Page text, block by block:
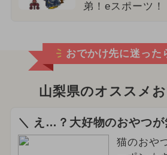
弟！eスポーツ！
おでかけ先に迷った
山梨県のオススメ
＼ え…？大好物のおやつ
猫のおや